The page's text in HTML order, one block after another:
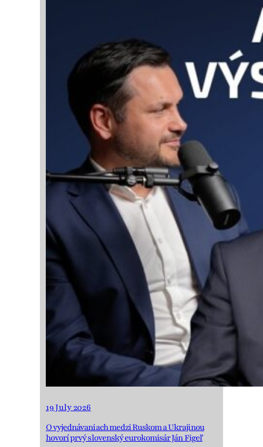
19 July 2026
O vyjednávaniach medzi Ruskom a Ukrajinou
hovorí prvý slovenský eurokomisár Ján Figeľ